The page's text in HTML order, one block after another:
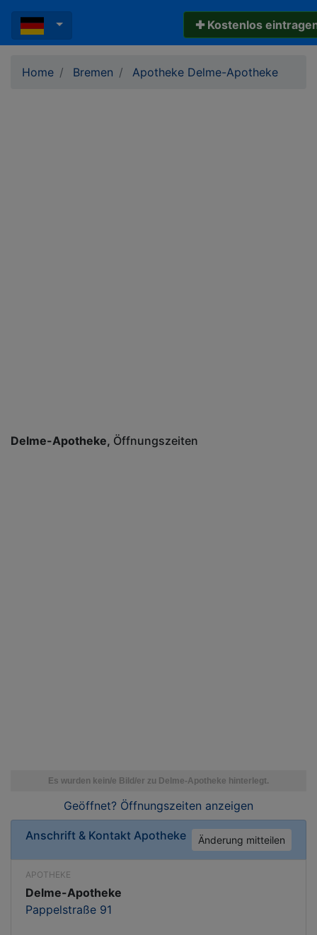
✚ Kostenlos
Home Bremen Apotheke Delme-Apotheke
Delme-Apotheke Öffnungszeiten
Geöffnet? Öffnungszeiten anzeigen
Anschrift & Kontakt Apotheke Änderung mitteilen
APOTHEKE
Delme-Apotheke
Pappelstraße 91